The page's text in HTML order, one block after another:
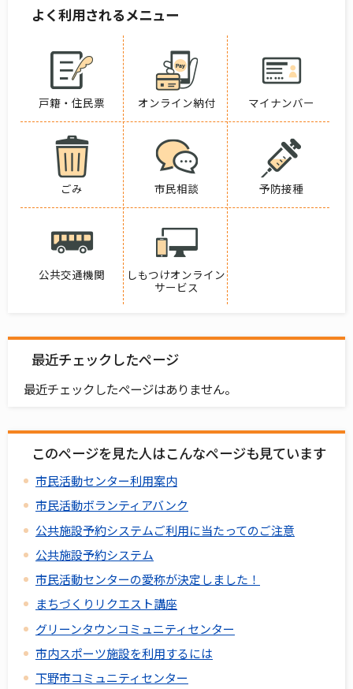
よく利用されるメニュー
戸籍・住民票 オンライン納付 マイナンバー
ごみ 市民相談 予防接種
公共交通機関
しもつけオンライン
サービス
最近チェックしたページ
最近チェックしたページはありません。
このページを見た人はこんなページも見ています
市民活動センター利用案内
市民活動ボランティアバンク
公共施設予約システムご利用に当たってのご注意
公共施設予約システム
市民活動センターの愛称が決定しました！
まちづくりリクエスト講座
グリーンタウンコミュニティセンター
市内スポーツ施設を利用するには
下野市コミュニティセンター